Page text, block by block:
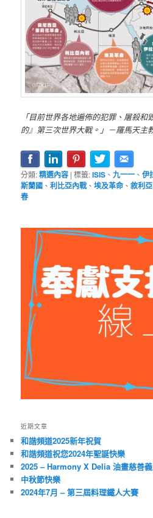
「目前世界各地遍佈的犯罪、屠殺
的』第三次世界大戰。」－羅馬天主
分類:精選內容 |標籤:ISIS 、 九一一 、伊
斯蘭國 、利比亞內戰、埃及革命 、敘利
春
近期文章
和諧頻道2025新年祝賀
和諧頻道祝您2024年聖誕快樂
2025 – Harmony X Delia 油畫慈善
中秋節快樂
2024年7月 – 第三屆料理鐵人大賽